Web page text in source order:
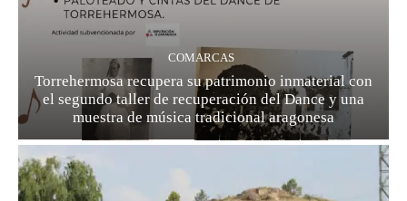
COMARCAS
Torrehermosa recupera su patrimonio inmaterial con
el segundo taller de recuperación del Dance y una
muestra de música tradicional aragonesa